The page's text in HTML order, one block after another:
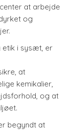
at arbejde
og
etik i sysæt, er
at
kemikalier,
og at
begyndt at